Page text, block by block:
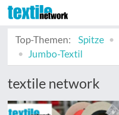
Top-Themen:
Spitze
Jumbo-Textil
textile network